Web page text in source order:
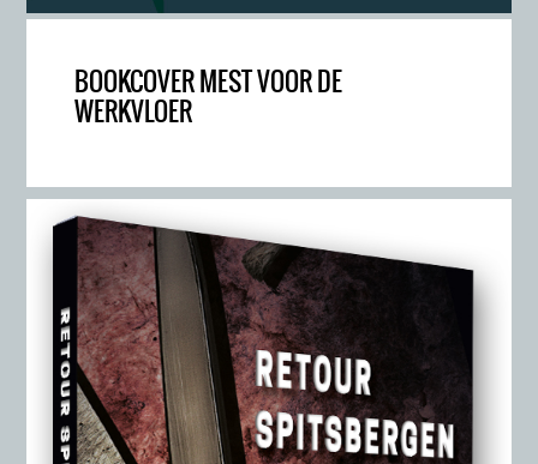
BOOKCOVER MEST VOOR DE
WERKVLOER